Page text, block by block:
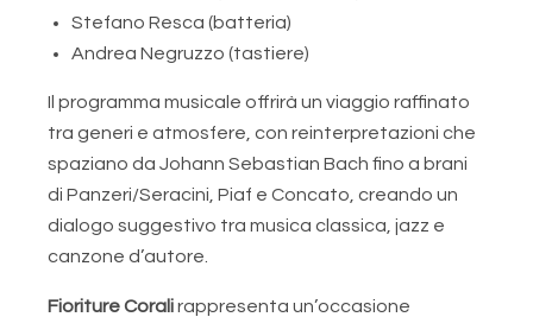
Stefano Resca (batteria)
Andrea Negruzzo (tastiere)
Il programma musicale offrirà un viaggio raffinato
tra generi e atmosfere, con reinterpretazioni che
spaziano da Johann Sebastian Bach fino a brani
di Panzeri/Seracini, Piaf e Concato, creando un
dialogo suggestivo tra musica classica, jazz e
canzone d’autore.
Fioriture Coralirappresenta un’occasione